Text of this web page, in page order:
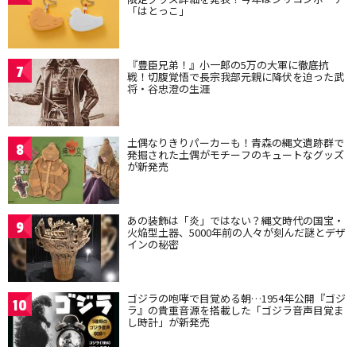
「はとっこ」
7 『豊臣兄弟！』小一郎の5万の大軍に徹底抗
戦！切腹覚悟で長宗我部元親に降伏を迫った武
将・谷忠澄の生涯
8 土偶なりきりパーカーも！青森の縄文遺跡群で
発掘された土偶がモチーフのキュートなグッズ
が新発売
9 あの装飾は「炎」ではない？縄文時代の国宝・
火焔型土器、5000年前の人々が刻んだ謎とデザ
インの秘密
10 ゴジラの咆哮で目覚める朝…1954年公開『ゴジ
ラ』の貴重音源を搭載した「ゴジラ音声目覚ま
し時計」が新発売